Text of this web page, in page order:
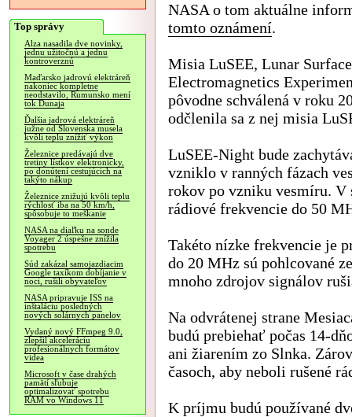
Top správy
Alza nasadila dve novinky,
jednu užitočnú a jednu
kontroverznú
Maďarsko jadrovú elektráreň
nakoniec kompletne
neodstavilo, Rumunsko mení
tok Dunaja
Ďalšia jadrová elektráreň
južne od Slovenska musela
kvôli teplu znížiť výkon
Železnice predávajú dve
tretiny lístkov elektronicky,
po donútení cestujúcich na
takýto nákup
Železnice znižujú kvôli teplu
rýchlosť iba na 50 km/h,
spôsobuje to meškanie
NASA na diaľku na sonde
Voyager 2 úspešne znížila
spotrebu
Súd zakázal samojazdiacim
Google taxíkom dobíjanie v
noci, rušili obyvateľov
NASA pripravuje ISS na
inštaláciu posledných
nových solárnych panelov
Vydaný nový FFmpeg 9.0,
zlepšil akceleráciu
profesionálnych formátov
videa
Microsoft v čase drahých
pamätí sľubuje
optimalizovať spotrebu
RAM vo Windows 11
NASA o tom aktuálne
tomto oznámení.
Misia LuSEE, Lunar Surface
Electromagnetics
pôvodne schválená v roku
odčlenila sa z nej misia
LuSEE-Night bude
vzniklo v ranných fázach
rokov po vzniku vesmíru. V
rádiové frekvencie do 50
Takéto nízke frekvencie je
do 20 MHz sú pohlcované
mnoho zdrojov signálov
Na odvrátenej strane
budú prebiehať počas 14-
ani žiarením zo Slnka.
časoch, aby neboli rušené
K príjmu budú používané